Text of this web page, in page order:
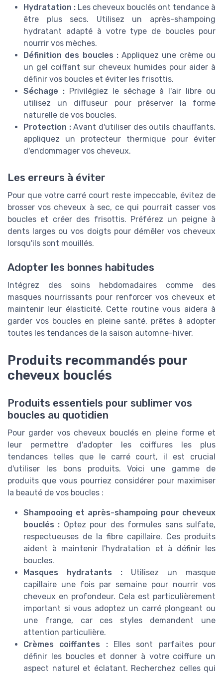
Hydratation : Les cheveux bouclés ont tendance à
être plus secs. Utilisez un après-shampoing
hydratant adapté à votre type de boucles pour
nourrir vos mèches.
Définition des boucles :Appliquez une crème ou
un gel coiffant sur cheveux humides pour aider à
définir vos boucles et éviter les frisottis.
Séchage :Privilégiez le séchage à l'air libre ou
utilisez un diffuseur pour préserver la forme
naturelle de vos boucles.
Protection :Avant d'utiliser des outils chauffants,
appliquez un protecteur thermique pour éviter
d'endommager vos cheveux.
Les erreurs à éviter
Pour que votre carré court reste impeccable, évitez de
brosser vos cheveux à sec, ce qui pourrait casser vos
boucles et créer des frisottis. Préférez un peigne à
dents larges ou vos doigts pour démêler vos cheveux
lorsqu'ils sont mouillés.
Adopter les bonnes habitudes
Intégrez des soins hebdomadaires comme des
masques nourrissants pour renforcer vos cheveux et
maintenir leur élasticité. Cette routine vous aidera à
garder vos boucles en pleine santé, prêtes à adopter
toutes les tendances de la saison automne-hiver.
Produits recommandés pour
cheveux bouclés
Produits essentiels pour sublimer vos
boucles au quotidien
Pour garder vos cheveux bouclés en pleine forme et
leur permettre d'adopter les coiffures les plus
tendances telles que le carré court, il est crucial
d'utiliser les bons produits. Voici une gamme de
produits que vous pourriez considérer pour maximiser
la beauté de vos boucles :
Shampooing et après-shampoing pour cheveux
bouclés : Optez pour des formules sans sulfate,
respectueuses de la fibre capillaire. Ces produits
aident à maintenir l'hydratation et à définir les
boucles.
Masques hydratants : Utilisez un masque
capillaire une fois par semaine pour nourrir vos
cheveux en profondeur. Cela est particulièrement
important si vous adoptez un carré plongeant ou
une frange, car ces styles demandent une
attention particulière.
Crèmes coiffantes :Elles sont parfaites pour
définir les boucles et donner à votre coiffure un
aspect naturel et éclatant. Recherchez celles qui